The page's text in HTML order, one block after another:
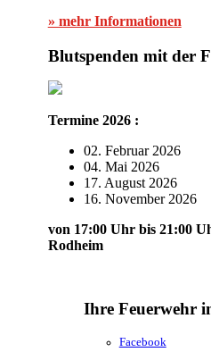
» mehr Informationen
Blutspenden mit der
Termine 2026 :
02. Februar 2026
04. Mai 2026
17. August 2026
16. November 2026
von 17:00 Uhr bis 21:00
Rodheim
Ihre Feuerwehr
Facebook